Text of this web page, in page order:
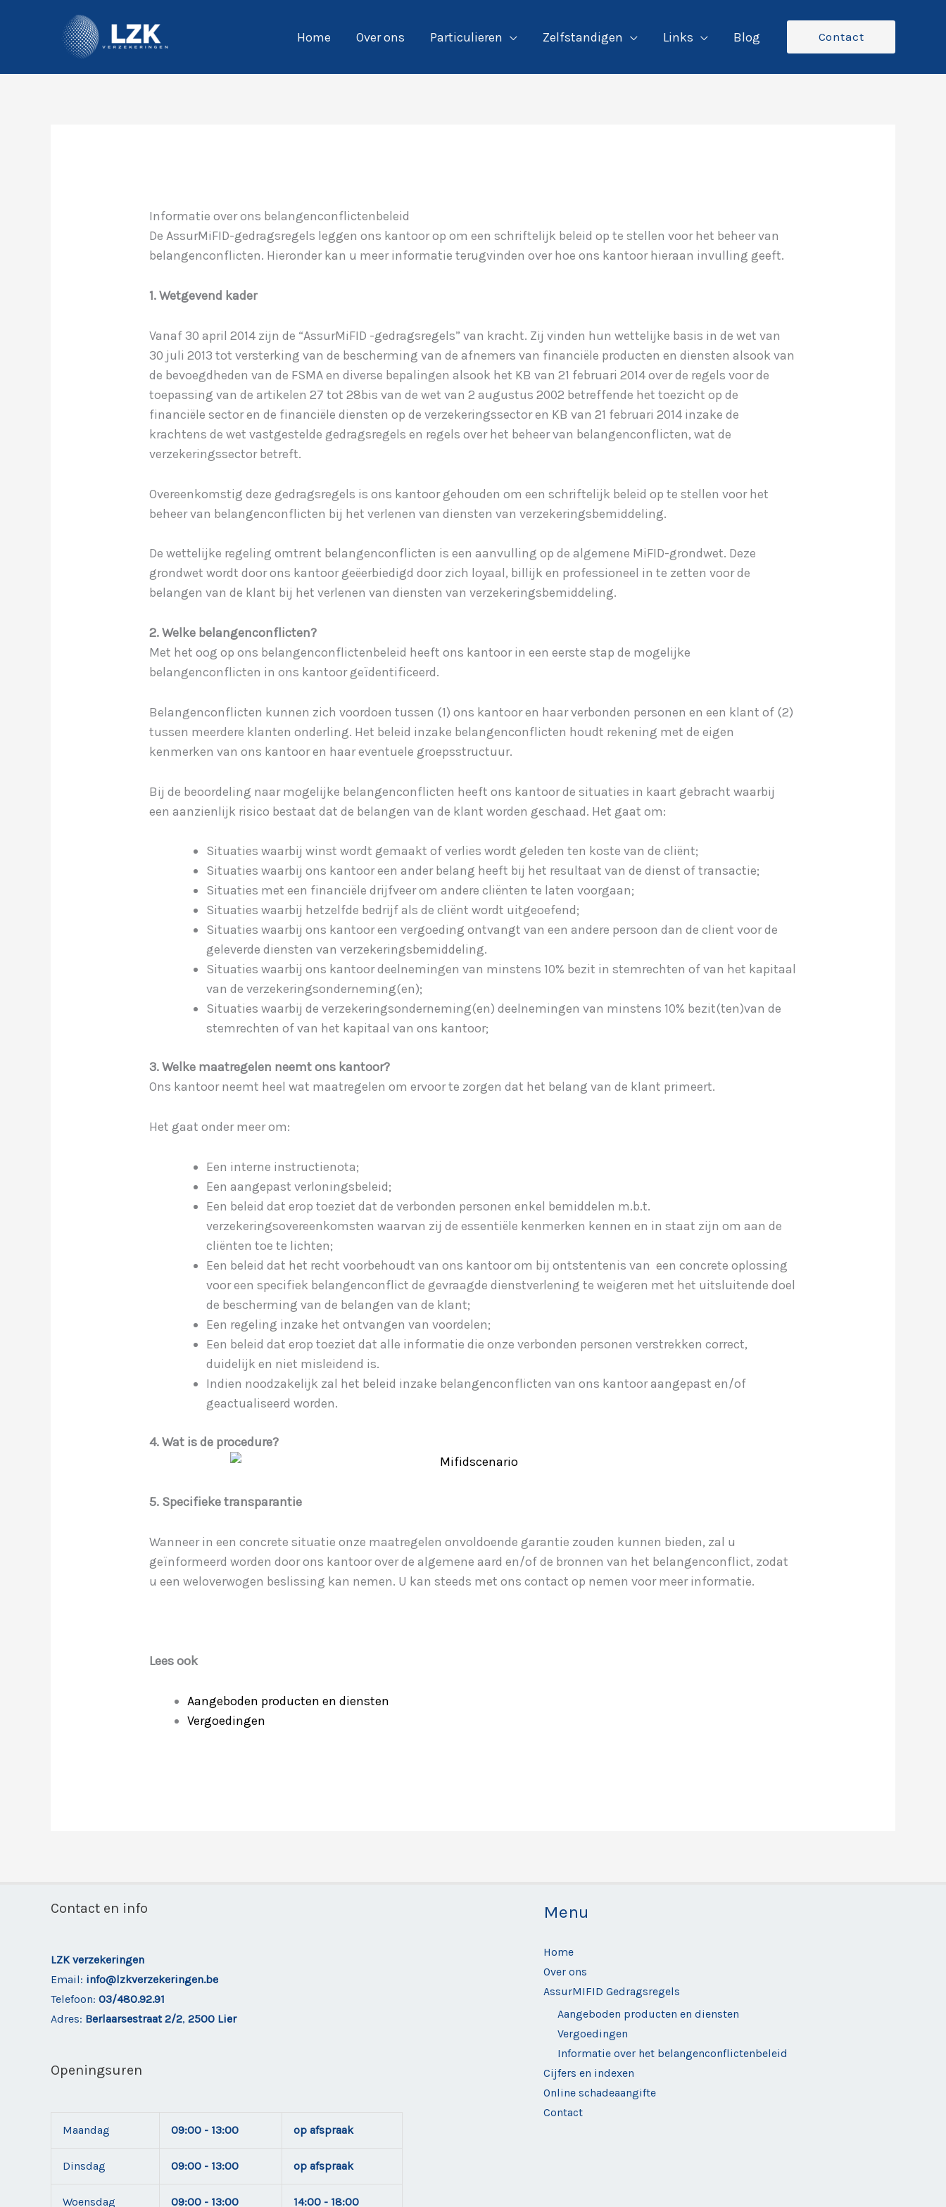
Home Over ons Particulieren Zelfstandigen Links Blog Contact
Informatie over ons belangenconflictenbeleid
De AssurMiFID-gedragsregels leggen ons kantoor op om een schriftelijk beleid op te stellen voor het beheer van
belangenconflicten. Hieronder kan u meer informatie terugvinden over hoe ons kantoor hieraan invulling geeft.
1. Wetgevend kader
Vanaf 30 april 2014 zijn de “AssurMiFID -gedragsregels” van kracht. Zij vinden hun wettelijke basis in de wet van
30 juli 2013 tot versterking van de bescherming van de afnemers van financiële producten en diensten alsook van
de bevoegdheden van de FSMA en diverse bepalingen alsook het KB van 21 februari 2014 over de regels voor de
toepassing van de artikelen 27 tot 28bis van de wet van 2 augustus 2002 betreffende het toezicht op de
financiële sector en de financiële diensten op de verzekeringssector en KB van 21 februari 2014 inzake de
krachtens de wet vastgestelde gedragsregels en regels over het beheer van belangenconflicten, wat de
verzekeringssector betreft.
Overeenkomstig deze gedragsregels is ons kantoor gehouden om een schriftelijk beleid op te stellen voor het
beheer van belangenconflicten bij het verlenen van diensten van verzekeringsbemiddeling.
De wettelijke regeling omtrent belangenconflicten is een aanvulling op de algemene MiFID-grondwet. Deze
grondwet wordt door ons kantoor geëerbiedigd door zich loyaal, billijk en professioneel in te zetten voor de
belangen van de klant bij het verlenen van diensten van verzekeringsbemiddeling.
2. Welke belangenconflicten?
Met het oog op ons belangenconflictenbeleid heeft ons kantoor in een eerste stap de mogelijke
belangenconflicten in ons kantoor geïdentificeerd.
Belangenconflicten kunnen zich voordoen tussen (1) ons kantoor en haar verbonden personen en een klant of (2)
tussen meerdere klanten onderling. Het beleid inzake belangenconflicten houdt rekening met de eigen
kenmerken van ons kantoor en haar eventuele groepsstructuur.
Bij de beoordeling naar mogelijke belangenconflicten heeft ons kantoor de situaties in kaart gebracht waarbij
een aanzienlijk risico bestaat dat de belangen van de klant worden geschaad. Het gaat om:
Situaties waarbij winst wordt gemaakt of verlies wordt geleden ten koste van de cliënt;
Situaties waarbij ons kantoor een ander belang heeft bij het resultaat van de dienst of transactie;
Situaties met een financiële drijfveer om andere cliënten te laten voorgaan;
Situaties waarbij hetzelfde bedrijf als de cliënt wordt uitgeoefend;
Situaties waarbij ons kantoor een vergoeding ontvangt van een andere persoon dan de client voor de
geleverde diensten van verzekeringsbemiddeling.
Situaties waarbij ons kantoor deelnemingen van minstens 10% bezit in stemrechten of van het kapitaal
van de verzekeringsonderneming(en);
Situaties waarbij de verzekeringsonderneming(en) deelnemingen van minstens 10% bezit(ten)van de
stemrechten of van het kapitaal van ons kantoor;
3. Welke maatregelen neemt ons kantoor?
Ons kantoor neemt heel wat maatregelen om ervoor te zorgen dat het belang van de klant primeert.
Het gaat onder meer om:
Een interne instructienota;
Een aangepast verloningsbeleid;
Een beleid dat erop toeziet dat de verbonden personen enkel bemiddelen m.b.t.
verzekeringsovereenkomsten waarvan zij de essentiële kenmerken kennen en in staat zijn om aan de
cliënten toe te lichten;
Een beleid dat het recht voorbehoudt van ons kantoor om bij ontstentenis van een concrete oplossing
voor een specifiek belangenconflict de gevraagde dienstverlening te weigeren met het uitsluitende doel
de bescherming van de belangen van de klant;
Een regeling inzake het ontvangen van voordelen;
Een beleid dat erop toeziet dat alle informatie die onze verbonden personen verstrekken correct,
duidelijk en niet misleidend is.
Indien noodzakelijk zal het beleid inzake belangenconflicten van ons kantoor aangepast en/of
geactualiseerd worden.
4. Wat is de procedure?
5. Specifieke transparantie
Wanneer in een concrete situatie onze maatregelen onvoldoende garantie zouden kunnen bieden, zal u
geïnformeerd worden door ons kantoor over de algemene aard en/of de bronnen van het belangenconflict, zodat
u een weloverwogen beslissing kan nemen. U kan steeds met ons contact op nemen voor meer informatie.
Lees ook
Aangeboden producten en diensten
Vergoedingen
Contact en info
LZK verzekeringen
Email: info@lzkverzekeringen.be
Telefoon: 03/480.92.91
Adres: Berlaarsestraat 2/2, 2500 Lier
Openingsuren
Maandag 09:00 - 13:00 op afspraak
Dinsdag 09:00 - 13:00 op afspraak
Woensdag 09:00 - 13:00 14:00 - 18:00
Menu
Home
Over ons
AssurMIFID Gedragsregels
Aangeboden producten en diensten
Vergoedingen
Informatie over het belangenconflictenbeleid
Cijfers en indexen
Online schadeaangifte
Contact